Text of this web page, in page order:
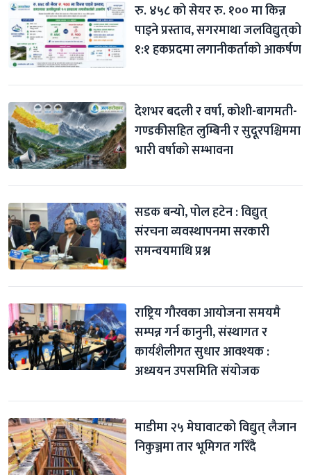
रु. ४५८ को सेयर रु. १०० मा किन्न
पाइने प्रस्ताव, सगरमाथा जलविद्युत्‌को
१:१ हकप्रदमा लगानीकर्ताको आकर्षण
देशभर बदली र वर्षा, कोशी-बागमती-
गण्डकीसहित लुम्बिनी र सुदूरपश्चिममा
भारी वर्षाको सम्भावना
सडक बन्यो, पोल हटेन : विद्युत्
संरचना व्यवस्थापनमा सरकारी
समन्वयमाथि प्रश्न
राष्ट्रिय गौरवका आयोजना समयमै
सम्पन्न गर्न कानुनी, संस्थागत र
कार्यशैलीगत सुधार आवश्यक :
अध्ययन उपसमिति संयोजक
माडीमा २५ मेघावाटको विद्युत् लैजान
निकुञ्जमा तार भूमिगत गरिँदै